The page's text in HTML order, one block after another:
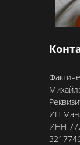
ИП
ИНН